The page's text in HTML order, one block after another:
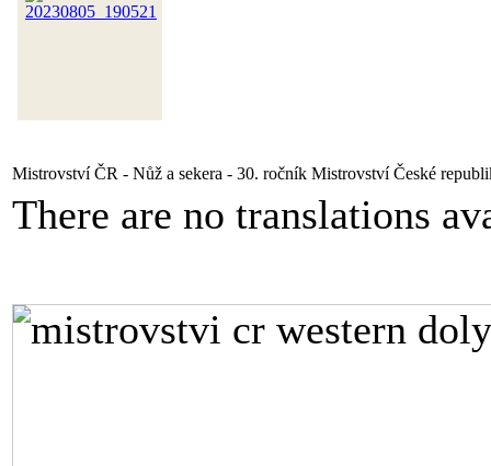
Mistrovství ČR - Nůž a sekera - 30. ročník Mistrovství České
There are no translations